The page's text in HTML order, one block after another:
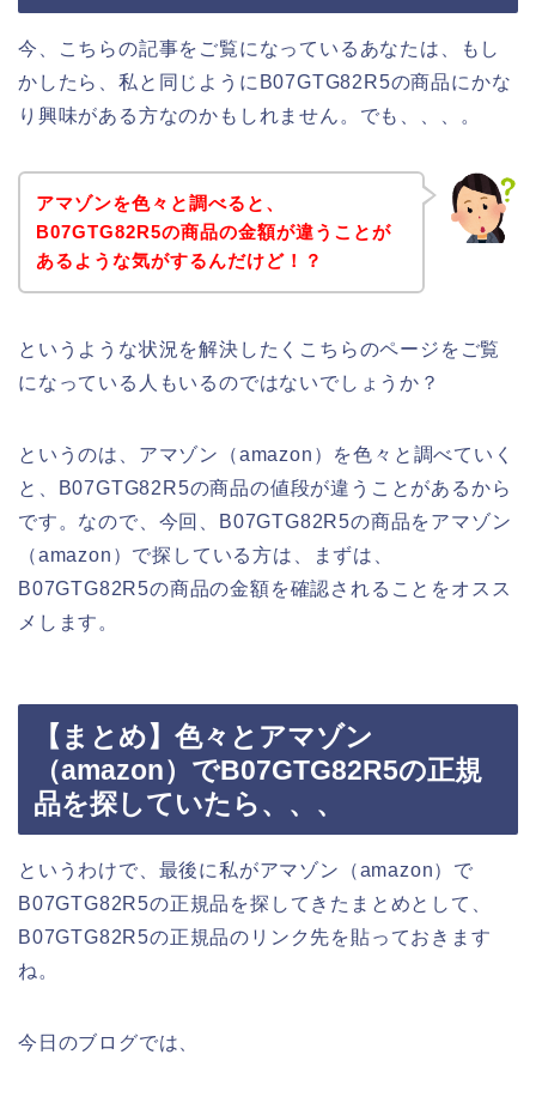
今、こちらの記事をご覧になっているあなたは、もし
かしたら、私と同じようにB07GTG82R5の商品にかな
り興味がある方なのかもしれません。でも、、、。
アマゾンを色々と調べると、
B07GTG82R5の商品の金額が違うことが
あるような気がするんだけど！？
というような状況を解決したくこちらのページをご覧
になっている人もいるのではないでしょうか？
というのは、アマゾン（amazon）を色々と調べていく
と、B07GTG82R5の商品の値段が違うことがあるから
です。なので、今回、B07GTG82R5の商品をアマゾン
（amazon）で探している方は、まずは、
B07GTG82R5の商品の金額を確認されることをオスス
メします。
【まとめ】色々とアマゾン
（amazon）でB07GTG82R5の正規
品を探していたら、、、
というわけで、最後に私がアマゾン（amazon）で
B07GTG82R5の正規品を探してきたまとめとして、
B07GTG82R5の正規品のリンク先を貼っておきます
ね。
今日のブログでは、